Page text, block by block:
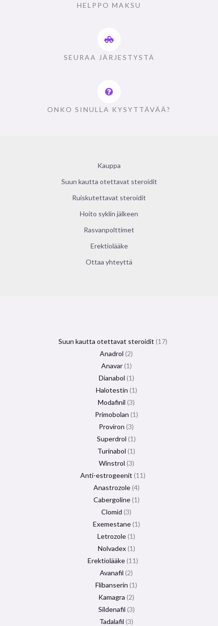
HELPPO MAKSU
SEURAA JÄRJESTYSTÄ
ONKO SINULLA KYSYTTÄVÄÄ?
Kauppa
Suun kautta otettavat steroidit
Ruiskutettavat steroidit
Hoito syklin jälkeen
Rasvanpolttimet
Erektiolääke
Ottaa yhteyttä
Suun kautta otettavat steroidit 17
Anadrol 2
Anavar 1
Dianabol 1
Halotestin 1
Modafinil 3
Primobolan 1
Proviron 3
Superdrol 1
Turinabol 1
Winstrol 3
Anti-estrogeenit 11
Anastrozole 4
Cabergoline 1
Clomid 3
Exemestane 1
Letrozole 1
Nolvadex 1
Erektiolääke 11
Avanafil 2
Flibanserin 1
Kamagra 2
Sildenafil 3
Tadalafil 3